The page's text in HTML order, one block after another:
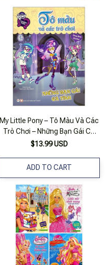
My Little Pony – Tô Màu Và Các
Trò Chơi – Những Bạn Gái Cá
Tính
$13.99 USD
ADD TO CART